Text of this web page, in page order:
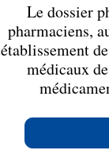
Le dossier
pharmaciens,
établissement
médicaux